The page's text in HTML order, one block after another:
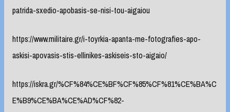
patrida-sxedio-apobasis-se-nisi-tou-aigaiou
https://www.militaire.gr/i-toyrkia-apanta-me-fotografies-apo-
askisi-apovasis-stis-ellinikes-askiseis-sto-aigaio/
https://iskra.gr/%CF%84%CE%BF%CF%85%CF%81%CE%BA%C
E%B9%CE%BA%CE%AD%CF%82-